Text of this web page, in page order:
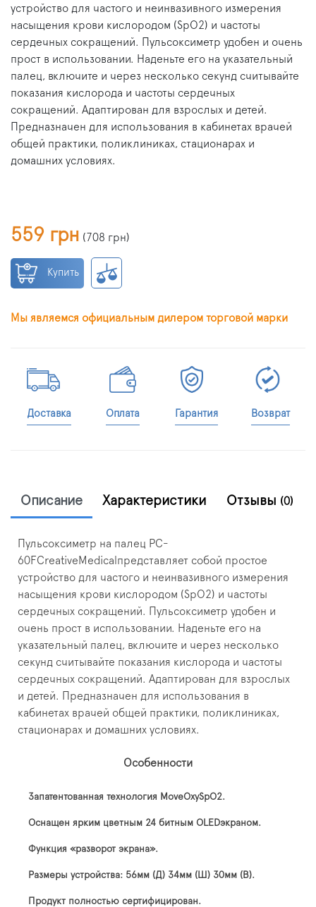
устройство для частого и неинвазивного измерения
насыщения крови кислородом (SpO2) и частоты
сердечных сокращений. Пульсоксиметр удобен и очень
прост в использовании. Наденьте его на указательный
палец, включите и через несколько секунд считывайте
показания кислорода и частоты сердечных
сокращений. Адаптирован для взрослых и детей.
Предназначен для использования в кабинетах врачей
общей практики, поликлиниках, стационарах и
домашних условиях.
559 грн (708 грн)
Купить
Мы являемся официальным дилером торговой марки
Доставка Оплата Гарантия Возврат
Описание Характеристики Отзывы (0)
Пульсоксиметр на палец PC‐
60FCreativeMedicalпредставляет собой простое
устройство для частого и неинвазивного измерения
насыщения крови кислородом (SpO2) и частоты
сердечных сокращений. Пульсоксиметр удобен и
очень прост в использовании. Наденьте его на
указательный палец, включите и через несколько
секунд считывайте показания кислорода и частоты
сердечных сокращений. Адаптирован для взрослых
и детей. Предназначен для использования в
кабинетах врачей общей практики, поликлиниках,
стационарах и домашних условиях.
Особенности
Запатентованная технология MoveOxySpO2.
Оснащен ярким цветным 24 битным OLEDэкраном.
Функция «разворот экрана».
Размеры устройства: 56мм (Д) 34мм (Ш) 30мм (В).
Продукт полностью сертифицирован.